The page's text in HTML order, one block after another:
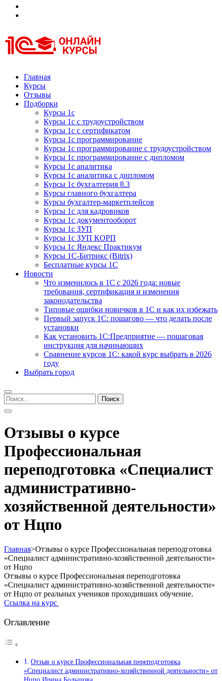
Курсы 1С
Курсы 1С официальная сертификация
Главная
Курсы
Отзывы
Подборки
Курсы 1с
Курсы 1с с трудоустройством
Курсы 1с с сертификатом
Курсы 1с программирование
Курсы 1с программирование с трудоустройством
Курсы 1с программирование с дипломом
Курсы 1с аналитика
Курсы 1с аналитика с дипломом
Курсы 1с бухгалтерия 8.3
Курсы главного бухгалтера
Курсы бухгалтер-маркетплейсов
Курсы 1с для кадровиков
Курсы 1с документооборот
Курсы 1с ЗУП
Курсы 1с ЗУП КОРП
Курсы 1с Яндекс Практикум
Курсы 1С-Битрикс (Bitrix)
Бесплатные курсы 1С
Новости
Что изменилось в 1С с 2026 года: новые
требования, сертификация и изменения
законодательства
Типовые ошибки новичков в 1С и как их избежать
Первый запуск 1С: пошагово — что делать после
установки
Как установить 1С:Предприятие — пошаговая
инструкция для начинающих
Сравнение курсов 1С: какой курс выбрать в 2026
году
Выбрать город
Найти:
Отзывы о курсе
Профессиональная
переподготовка «Специалист
административно-
хозяйственной деятельности»
от Нцпо
Главная>Отзывы о курсе Профессиональная переподготовка
«Специалист административно-хозяйственной деятельности»
от Нцпо
Отзывы о курсе Профессиональная переподготовка
«Специалист административно-хозяйственной деятельности»
от Нцпо от реальных учеников проходивших обучение.
Ссылка на курс
Оглавление
Отзыв о курсе Профессиональная переподготовка
«Специалист административно-хозяйственной деятельности» от